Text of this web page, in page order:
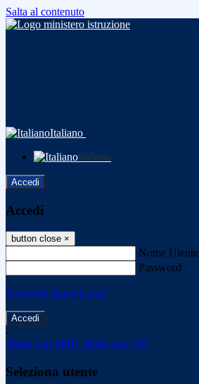
Salta al contenuto
Italiano
Italiano
Accedi
Accedi
button close ×
Nome Utente
Password
Password dimenticata?
-
Entra con SPID Entra con CIE
Seleziona utente